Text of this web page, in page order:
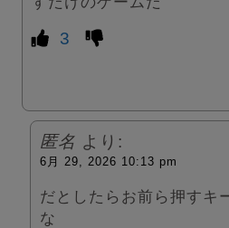
3
匿名 より:
6月 29, 2026 10:13 pm
だとしたらお前ら押すキ
な